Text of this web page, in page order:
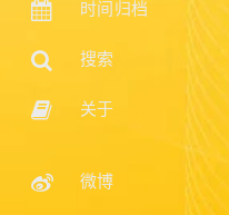
时间归档
搜索
关于
微博